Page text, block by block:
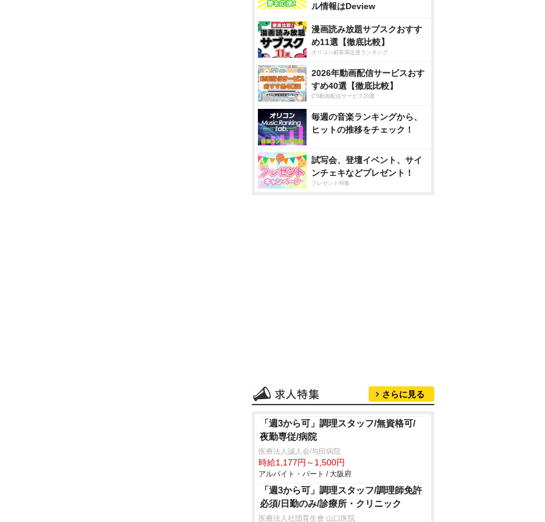
ル情報はDeview
漫画読み放題サブスクおすす
め11選【徹底比較】
オリコン顧客満足度ランキング
2026年動画配信サービスおす
すめ40選【徹底比較】
CS動画配信サービス20選
毎週の音楽ランキングから、
ヒットの推移をチェック！
試写会、登壇イベント、サイ
ンチェキなどプレゼント！
プレゼント特集
さらに見る
「週3から可」調理スタッフ/無資格可/
夜勤専従/病院
医療法人誠人会/与田病院
時給1,177円～1,500円
アルバイト・パート / 大阪府
「週3から可」調理スタッフ/調理師免許
必須/日勤のみ/診療所・クリニック
医療法人社団育生會 山口医院